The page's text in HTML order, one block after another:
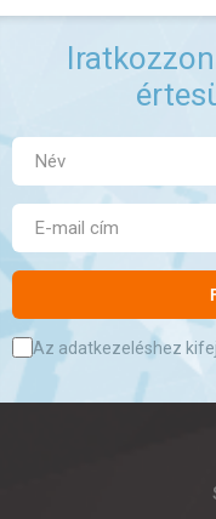
Az adatkezeléshez